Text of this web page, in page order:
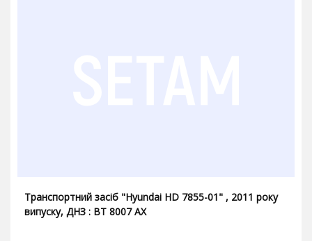
Транспортний засіб "Hyundai HD 7855-01" , 2011 року
випуску, ДНЗ : ВТ 8007 АХ